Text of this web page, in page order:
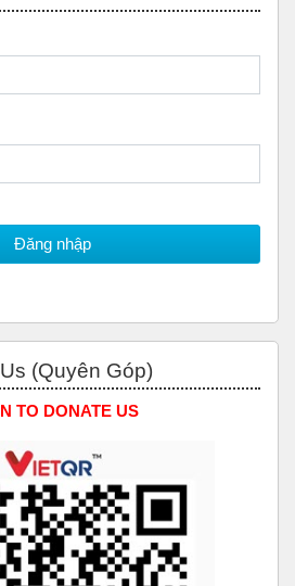
(Quyên Góp)
TO DONATE US